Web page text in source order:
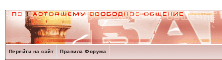
Перейти на сайт Правила Форума